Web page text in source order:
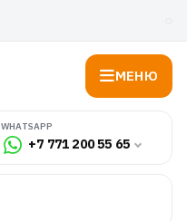
МЕНЮ
WHATSAPP
+7 771 200 55 65